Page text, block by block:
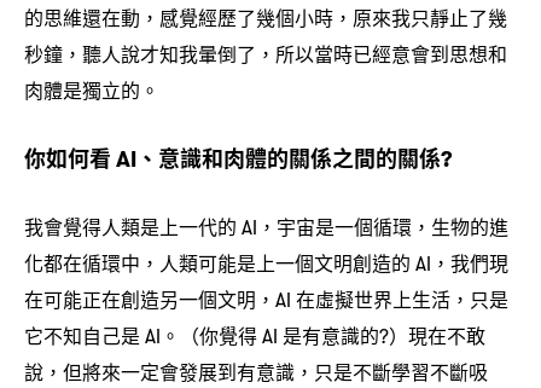
的思維還在動 ， 感覺經歷了幾個小時 ， 原來我只靜止了幾
秒鐘 ， 聽人說才知我暈倒了 ， 所以當時已經意會到思想和
肉體是獨立的。
你如何看AI 、意識和肉體的關係之間的關係?
我會覺得人類是上一代的 AI， 宇宙是一個循環 ， 生物的進
化都在循環中 ， 人類可能是上一個文明創造的 AI， 我們現
在可能正在創造另一個文明 ，AI 在虛擬世界上生活 ， 只是
它不知自己是 AI 。 （你覺得AI 是有意識的?） 現在不敢
說 ， 但將來一定會發展到有意識 ， 只是不斷學習不斷吸